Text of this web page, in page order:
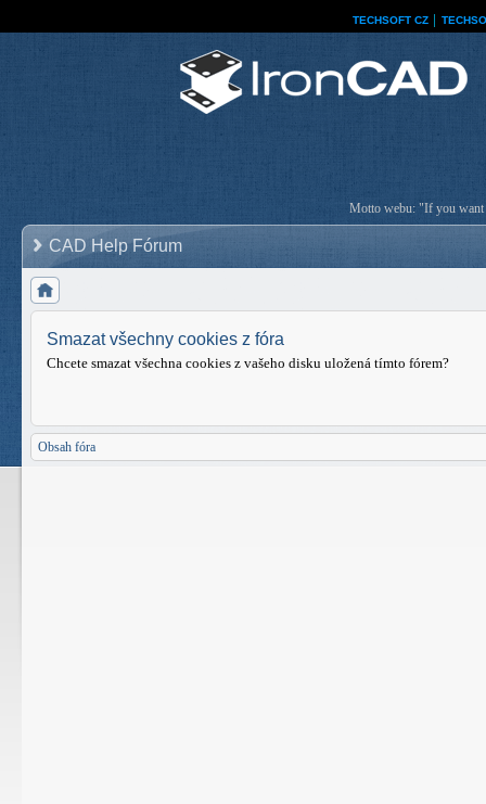
TECHSOFT CZ
Motto webu: "If you want
CAD Help Fórum
Smazat všechny cookies z fóra
Chcete smazat všechna cookies z vašeho disku uložená tímto fórem?
Obsah fóra